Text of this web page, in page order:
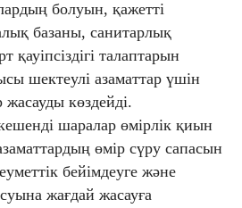
болуын, қажетті
базаны, санитарлық
қауіпсіздігі талаптарын
шектеулі азаматтар үшін
жасауды көздейді.
шаралар өмірлік қиын
өмір сүру сапасын
бейімдеуге және
жағдай жасауға